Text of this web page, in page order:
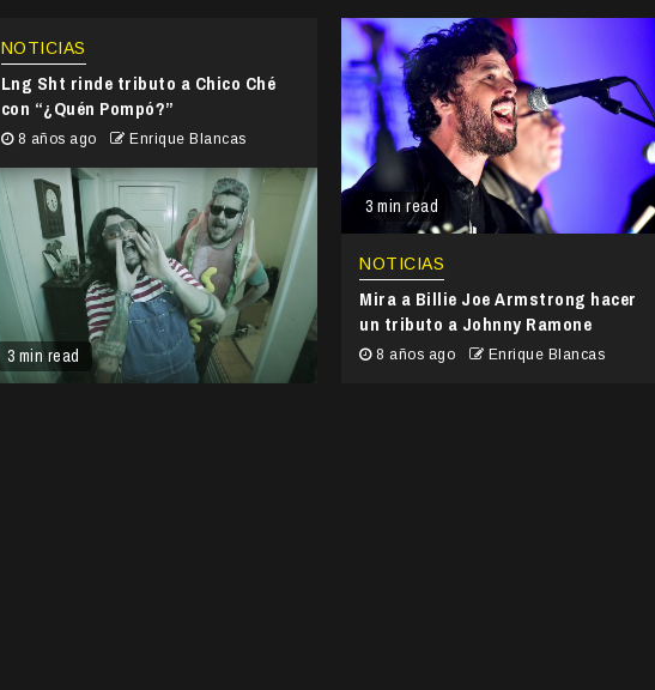
3 min read
NOTICIAS
Lng Sht rinde tributo a Chico Ché
con “¿Quén Pompó?”
8 años ago Enrique Blancas
3 min read
NOTICIAS
Mira a Billie Joe Armstrong hacer
un tributo a Johnny Ramone
8 años ago Enrique Blancas